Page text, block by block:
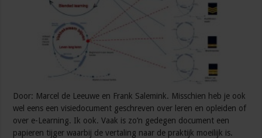
Door: Marcel de Leeuwe en Frank Salemink. Misschien heb je ook
wel eens een visiedocument geschreven over leren en opleiden of
over e-Learning. Ik ook. Vaak is zo’n gedegen document een
papieren tijger waarbij de vertaling naar de praktijk moeilijk is.